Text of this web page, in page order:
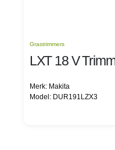
Grastrimmers
LXT 18 V
Merk: Makita
Model: DUR191LZX3